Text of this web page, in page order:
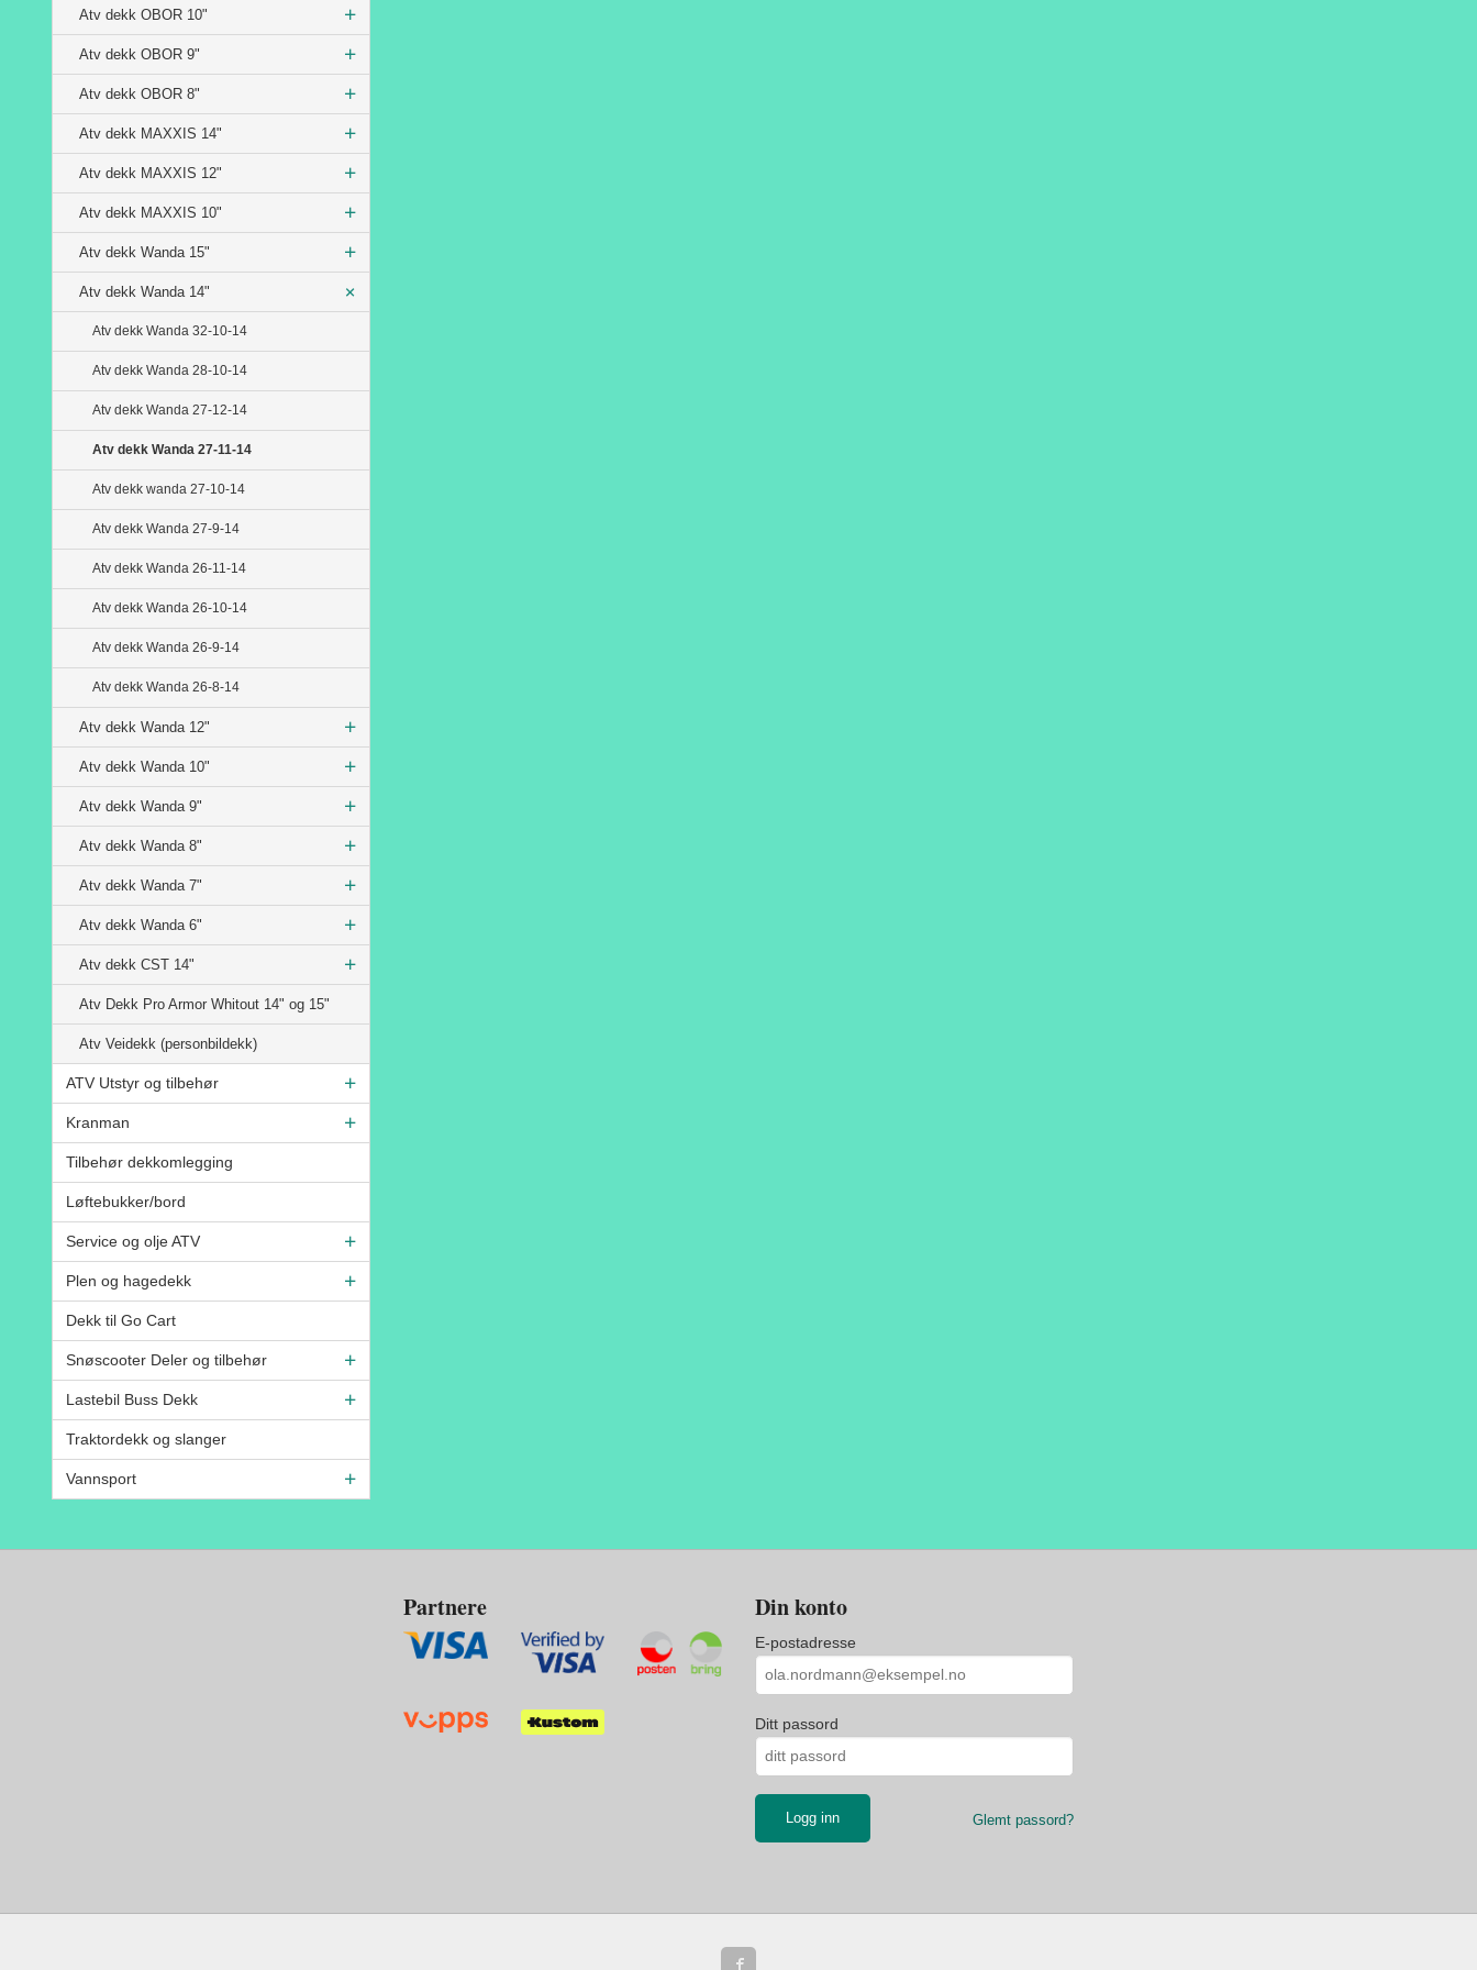
Atv dekk OBOR 10"
Atv dekk OBOR 9"
Atv dekk OBOR 8"
Atv dekk MAXXIS 14"
Atv dekk MAXXIS 12"
Atv dekk MAXXIS 10"
Atv dekk Wanda 15"
Atv dekk Wanda 14"
Atv dekk Wanda 32-10-14
Atv dekk Wanda 28-10-14
Atv dekk Wanda 27-12-14
Atv dekk Wanda 27-11-14
Atv dekk wanda 27-10-14
Atv dekk Wanda 27-9-14
Atv dekk Wanda 26-11-14
Atv dekk Wanda 26-10-14
Atv dekk Wanda 26-9-14
Atv dekk Wanda 26-8-14
Atv dekk Wanda 12"
Atv dekk Wanda 10"
Atv dekk Wanda 9"
Atv dekk Wanda 8"
Atv dekk Wanda 7"
Atv dekk Wanda 6"
Atv dekk CST 14"
Atv Dekk Pro Armor Whitout 14" og 15"
Atv Veidekk (personbildekk)
ATV Utstyr og tilbehør
Kranman
Tilbehør dekkomlegging
Løftebukker/bord
Service og olje ATV
Plen og hagedekk
Dekk til Go Cart
Snøscooter Deler og tilbehør
Lastebil Buss Dekk
Traktordekk og slanger
Vannsport
Partnere Din konto
E-postadresse
Ditt passord
Glemt passord?